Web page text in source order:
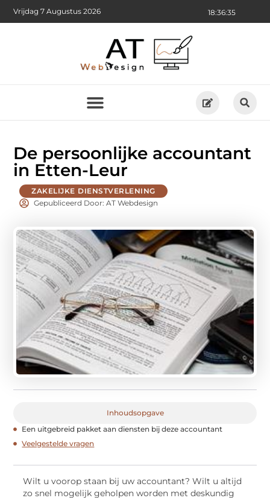
18:36:36
Vrijdag 7 Augustus 2026
De persoonlijke accountant
in Etten-Leur
ZAKELIJKE DIENSTVERLENING
Gepubliceerd Door: AT Webdesign
Inhoudsopgave
Een uitgebreid pakket aan diensten bij deze accountant
Veelgestelde vragen
Wilt u voorop staan bij uw accountant? Wilt u altijd
zo snel mogelijk geholpen worden met deskundig